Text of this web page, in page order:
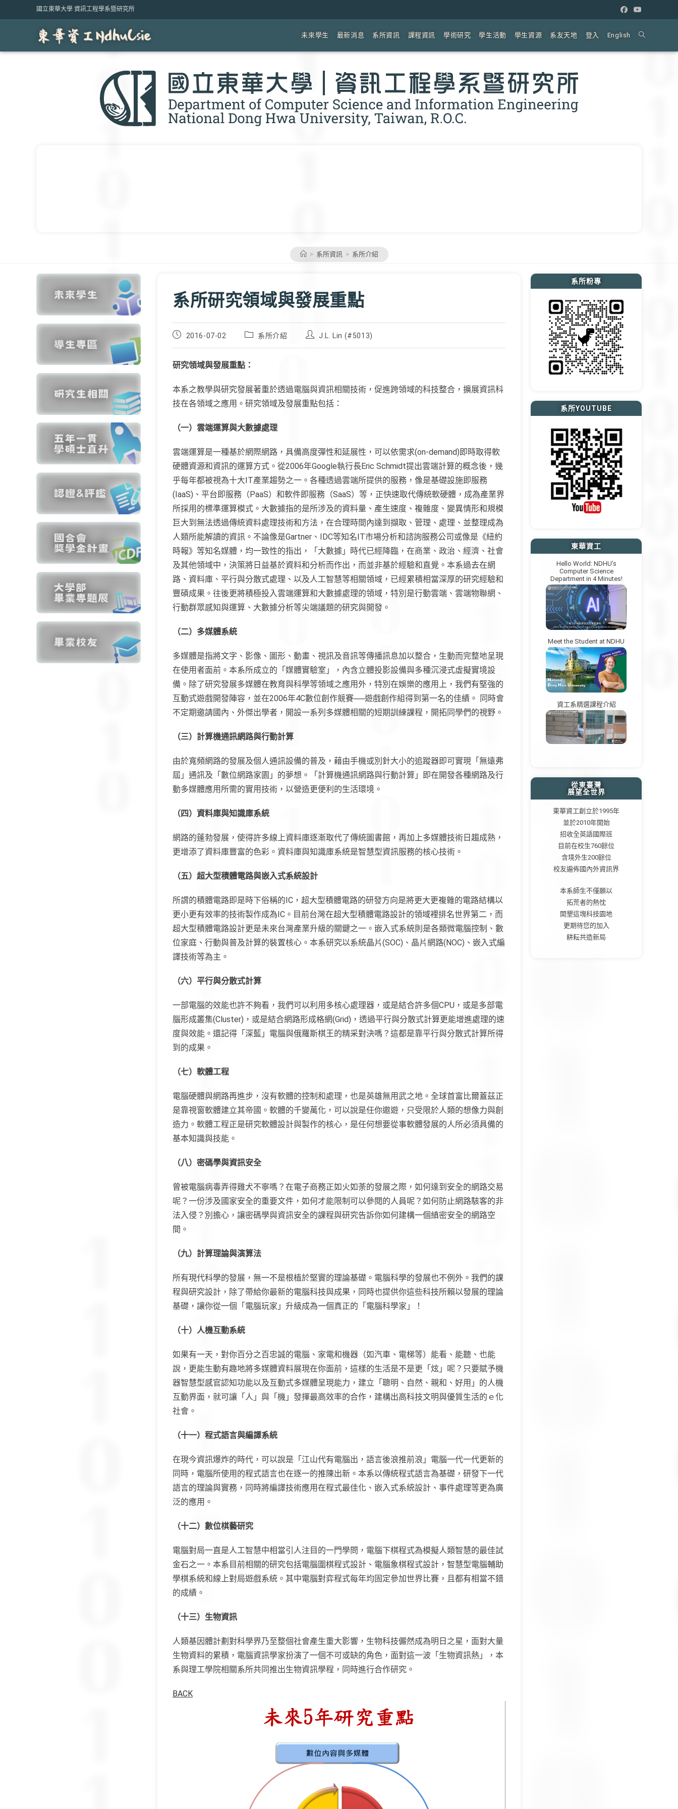
to
國立東華大學 資訊工程學系暨研究所
未來學生 最新消息 系所資訊 課程資訊 學術研究 學生活動 學生資源 系友天地 登入 English Toggle
> 系所資訊 > 系所介紹
系所研究領域與發展重點
Post
2016-07-02
Post
系所介紹
Post
J.L. Lin (#5013)
研究領域與發展重點：
本系之教學與研究發展著重於透過電腦與資訊相關技術，促進跨領域的科技整合，擴展資訊科
技在各領域之應用。研究領域及發展重點包括：
（一）雲端運算與大數據處理
雲端運算是一種基於網際網路，具備高度彈性和延展性，可以依需求(on-demand)即時取得軟
硬體資源和資訊的運算方式。從2006年Google執行長Eric Schmidt提出雲端計算的概念後，幾
乎每年都被視為十大IT產業趨勢之一。各種透過雲端所提供的服務，像是基礎設施即服務
(IaaS)、平台即服務（PaaS）和軟件即服務（SaaS）等，正快速取代傳統軟硬體，成為產業界
所採用的標準運算模式。大數據指的是所涉及的資料量、產生速度、複雜度、變異情形和規模
巨大到無法透過傳統資料處理技術和方法，在合理時間內達到擷取、管理、處理、並整理成為
人類所能解讀的資訊。不論像是Gartner、IDC等知名IT市場分析和諮詢服務公司或像是《紐約
時報》等知名媒體，均一致性的指出，「大數據」時代已經降臨，在商業、政治、經濟、社會
及其他領域中，決策將日益基於資料和分析而作出，而並非基於經驗和直覺。本系過去在網
路、資料庫、平行與分散式處理、以及人工智慧等相關領域，已經累積相當深厚的研究經驗和
豐碩成果。往後更將積極投入雲端運算和大數據處理的領域，特別是行動雲端、雲端物聯網、
行動群眾感知與運算、大數據分析等尖端議題的研究與開發。
（二）多媒體系統
多媒體是指將文字、影像、圖形、動畫、視訊及音訊等傳播訊息加以整合，生動而完整地呈現
在使用者面前。本系所成立的「媒體實驗室」，內含立體投影設備與多種沉浸式虛擬實境設
備。除了研究發展多媒體在教育與科學等領域之應用外，特別在娛樂的應用上，我們有堅強的
互動式遊戲開發陣容，並在2006年4C數位創作競賽──遊戲創作組得到第一名的佳績。 同時會
不定期邀請國內、外傑出學者，開設一系列多媒體相關的短期訓練課程，開拓同學們的視野。
（三）計算機通訊網路與行動計算
由於寬頻網路的發展及個人通訊設備的普及，藉由手機或別針大小的追蹤器即可實現「無遠弗
屆」通訊及「數位網路家園」的夢想。「計算機通訊網路與行動計算」即在開發各種網路及行
動多媒體應用所需的實用技術，以營造更便利的生活環境。
（四）資料庫與知識庫系統
網路的蓬勃發展，使得許多線上資料庫逐漸取代了傳統圖書館，再加上多媒體技術日趨成熟，
更增添了資料庫豐富的色彩。資料庫與知識庫系統是智慧型資訊服務的核心技術。
（五）超大型積體電路與嵌入式系統設計
所謂的積體電路即是時下俗稱的IC，超大型積體電路的研發方向是將更大更複雜的電路結構以
更小更有效率的技術製作成為IC。目前台灣在超大型積體電路設計的領域裡排名世界第二，而
超大型積體電路設計更是未來台灣產業升級的關鍵之一。嵌入式系統則是各類微電腦控制、數
位家庭、行動與普及計算的裝置核心。本系研究以系統晶片(SOC)、晶片網路(NOC)、嵌入式編
譯技術等為主。
（六）平行與分散式計算
一部電腦的效能也許不夠看，我們可以利用多核心處理器，或是結合許多個CPU，或是多部電
腦形成叢集(Cluster)，或是結合網路形成格網(Grid)，透過平行與分散式計算更能增進處理的速
度與效能。還記得「深藍」電腦與俄羅斯棋王的精采對決嗎？這都是靠平行與分散式計算所得
到的成果。
（七）軟體工程
電腦硬體與網路再進步，沒有軟體的控制和處理，也是英雄無用武之地。全球首富比爾蓋茲正
是靠視窗軟體建立其帝國。軟體的千變萬化，可以說是任你遨遊，只受限於人類的想像力與創
造力。軟體工程正是研究軟體設計與製作的核心，是任何想要從事軟體發展的人所必須具備的
基本知識與技能。
（八）密碼學與資訊安全
曾被電腦病毒弄得雞犬不寧嗎？在電子商務正如火如荼的發展之際，如何達到安全的網路交易
呢？一份涉及國家安全的重要文件，如何才能限制可以參閱的人員呢？如何防止網路駭客的非
法入侵？別擔心，讓密碼學與資訊安全的課程與研究告訴你如何建構一個縝密安全的網路空
間。
（九）計算理論與演算法
所有現代科學的發展，無一不是根植於堅實的理論基礎。電腦科學的發展也不例外。我們的課
程與研究設計，除了帶給你最新的電腦科技與成果，同時也提供你這些科技所賴以發展的理論
基礎，讓你從一個「電腦玩家」升級成為一個真正的「電腦科學家」！
（十）人機互動系統
如果有一天，對你百分之百忠誠的電腦、家電和機器（如汽車、電梯等）能看、能聽、也能
說，更能生動有趣地將多媒體資料展現在你面前，這樣的生活是不是更「炫」呢？只要賦予機
器智慧型感官認知功能以及互動式多媒體呈現能力，建立「聰明、自然、親和、好用」的人機
互動界面，就可讓「人」與「機」發揮最高效率的合作，建構出高科技文明與優質生活的ｅ化
社會。
（十一）程式語言與編譯系統
在現今資訊爆炸的時代，可以說是「江山代有電腦出，語言後浪推前浪」電腦一代一代更新的
同時，電腦所使用的程式語言也在逐一的推陳出新。本系以傳統程式語言為基礎，研發下一代
語言的理論與實務，同時將編譯技術應用在程式最佳化、嵌入式系統設計、事件處理等更為廣
泛的應用。
（十二）數位棋藝研究
電腦對局一直是人工智慧中相當引人注目的一門學問，電腦下棋程式為模擬人類智慧的最佳試
金石之一。本系目前相關的研究包括電腦圍棋程式設計、電腦象棋程式設計，智慧型電腦輔助
學棋系統和線上對局遊戲系統。其中電腦對弈程式每年均固定參加世界比賽，且都有相當不錯
的成績。
（十三）生物資訊
人類基因體計劃對科學界乃至整個社會產生重大影響，生物科技儼然成為明日之星，面對大量
生物資料的累積，電腦資訊學家扮演了一個不可或缺的角色，面對這一波「生物資訊熱」，本
系與理工學院相關系所共同推出生物資訊學程，同時進行合作研究。
BACK
系所粉專
系所YOUTUBE
東華資工
Hello World: NDHU’s
Computer Science
Department in 4 Minutes!
Meet the Student at NDHU
資工系精選課程介紹
從東臺灣
展望全世界
東華資工創立於1995年
並於2010年開始
招收全英語國際班
目前在校生760餘位
含境外生200餘位
校友遍佈國內外資訊界
本系師生不僅願以
拓荒者的熱忱
開墾這塊科技園地
更期待您的加入
耕耘共造新局